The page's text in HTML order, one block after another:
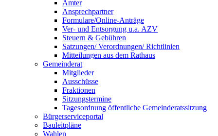
Ämter
Ansprechpartner
Formulare/Online-Anträge
Ver- und Entsorgung u.a. AZV
Steuern & Gebühren
Satzungen/ Verordnungen/ Richtlinien
Mitteilungen aus dem Rathaus
Gemeinderat
Mitglieder
Ausschüsse
Fraktionen
Sitzungstermine
Tagesordnung öffentliche Gemeinderatssitzung
Bürgerserviceportal
Bauleitpläne
Wahlen